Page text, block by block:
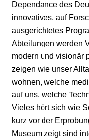
Dependance des
innovatives, auf
ausgerichtetes
Abteilungen werden
modern und visionär
zeigen wie unser
wohnen, welche
auf uns, welche
Vieles hört sich wie
kurz vor der
Museum zeigt sind